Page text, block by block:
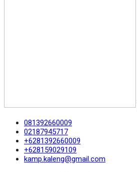
081392660009
02187945717
+6281392660009
+628159029109
kamp.kaleng@gmail.com